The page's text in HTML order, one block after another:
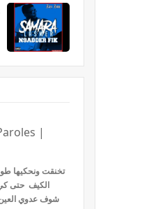
|
الكيف حتى
شوف عدوي